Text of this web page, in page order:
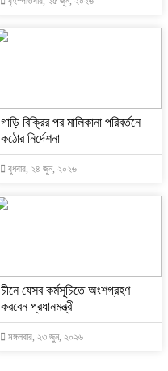
গাড়ি বিক্রির পর মালিকানা পরিবর্তনে
কঠোর নির্দেশনা
বুধবার, ২৪ জুন, ২০২৬
চীনে যেসব কর্মসূচিতে অংশগ্রহণ
করবেন প্রধানমন্ত্রী
মঙ্গলবার, ২৩ জুন, ২০২৬